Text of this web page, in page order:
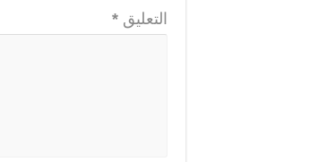
التعليق *